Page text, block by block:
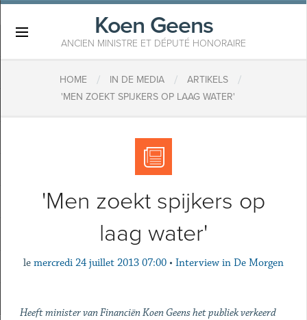
Koen Geens
ANCIEN MINISTRE ET DÉPUTÉ HONORAIRE
HOME / IN DE MEDIA / ARTIKELS /
'MEN ZOEKT SPIJKERS OP LAAG WATER'
'Men zoekt spijkers op
laag water'
le mercredi 24 juillet 2013 07:00 • Interview in De Morgen
Heeft minister van Financiën Koen Geens het publiek verkeerd